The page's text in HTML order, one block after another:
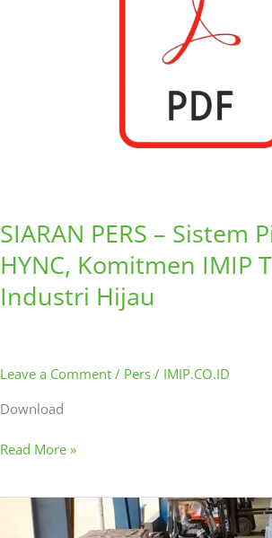
SIARAN PERS – Sistem
HYNC, Komitmen IMIP
Industri Hijau
Leave a Comment / Pers / IMIP.CO.ID
Download
Read More »
Sistem